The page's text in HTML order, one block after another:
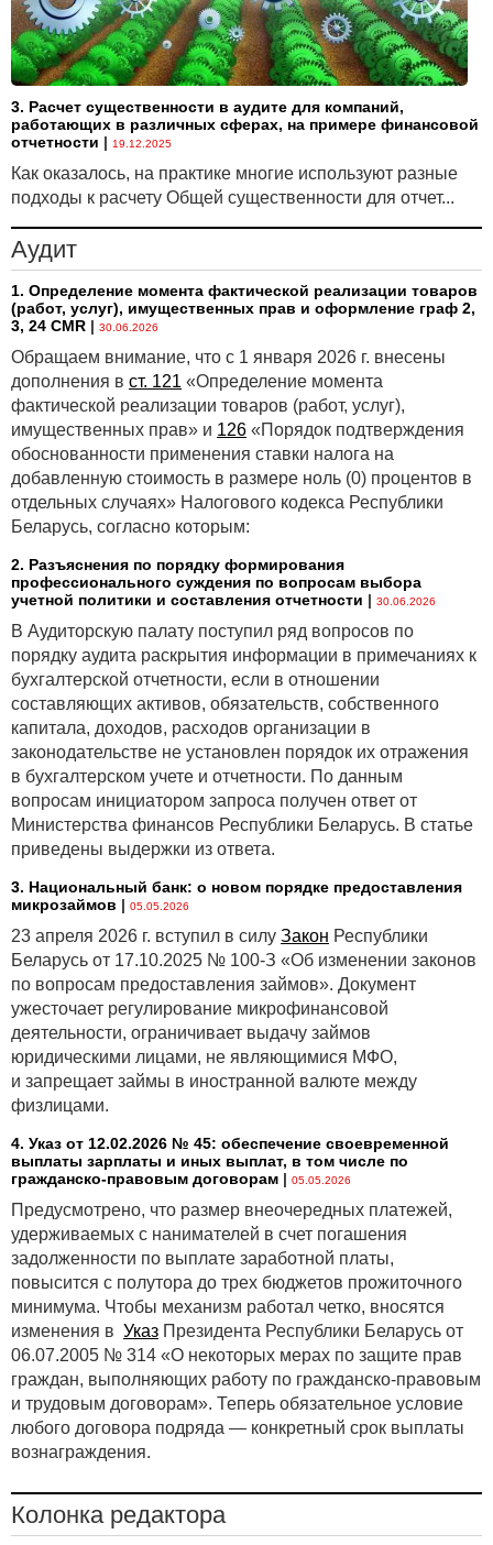
3. Расчет существенности в аудите для компаний,
работающих в различных сферах, на примере финансовой
отчетности | 19.12.2025
Как оказалось, на практике многие используют разные
подходы к расчету Общей существенности для отчет...
Аудит
1. Определение момента фактической реализации товаров
(работ, услуг), имущественных прав и оформление граф 2,
3, 24 CMR | 30.06.2026
Обращаем внимание, что с 1 января 2026 г. внесены
дополнения в ст. 121 «Определение момента
фактической реализации товаров (работ, услуг),
имущественных прав» и 126 «Порядок подтверждения
обоснованности применения ставки налога на
добавленную стоимость в размере ноль (0) процентов в
отдельных случаях» Налогового кодекса Республики
Беларусь, согласно которым:
2. Разъяснения по порядку формирования
профессионального суждения по вопросам выбора
учетной политики и составления отчетности | 30.06.2026
В Аудиторскую палату поступил ряд вопросов по
порядку аудита раскрытия информации в примечаниях к
бухгалтерской отчетности, если в отношении
составляющих активов, обязательств, собственного
капитала, доходов, расходов организации в
законодательстве не установлен порядок их отражения
в бухгалтерском учете и отчетности. По данным
вопросам инициатором запроса получен ответ от
Министерства финансов Республики Беларусь. В статье
приведены выдержки из ответа.
3. Национальный банк: о новом порядке предоставления
микрозаймов | 05.05.2026
23 апреля 2026 г. вступил в силу Закон Республики
Беларусь от 17.10.2025 № 100-З «Об изменении законов
по вопросам предоставления займов». Документ
ужесточает регулирование микрофинансовой
деятельности, ограничивает выдачу займов
юридическими лицами, не являющимися МФО,
и запрещает займы в иностранной валюте между
физлицами.
4. Указ от 12.02.2026 № 45: обеспечение своевременной
выплаты зарплаты и иных выплат, в том числе по
гражданско-правовым договорам | 05.05.2026
Предусмотрено, что размер внеочередных платежей,
удерживаемых с нанимателей в счет погашения
задолженности по выплате заработной платы,
повысится с полутора до трех бюджетов прожиточного
минимума. Чтобы механизм работал четко, вносятся
изменения в Указ Президента Республики Беларусь от
06.07.2005 № 314 «О некоторых мерах по защите прав
граждан, выполняющих работу по гражданско-правовым
и трудовым договорам». Теперь обязательное условие
любого договора подряда — конкретный срок выплаты
вознаграждения.
Колонка редактора